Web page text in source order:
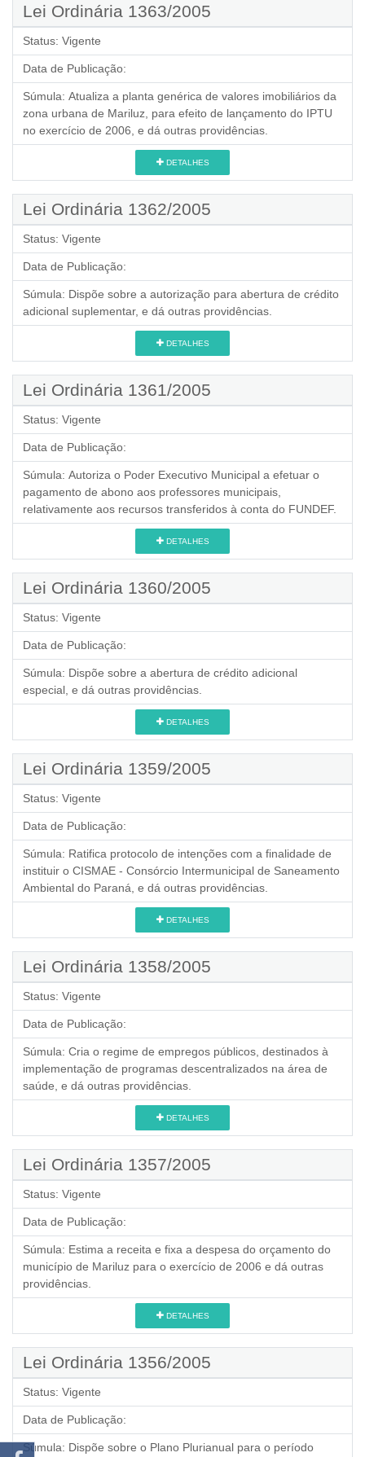
Lei Ordinária 1363/2005
Status: Vigente
Data de Publicação:
Súmula: Atualiza a planta genérica de valores imobiliários da
zona urbana de Mariluz, para efeito de lançamento do IPTU
no exercício de 2006, e dá outras providências.
DETALHES
Lei Ordinária 1362/2005
Status: Vigente
Data de Publicação:
Súmula: Dispõe sobre a autorização para abertura de crédito
adicional suplementar, e dá outras providências.
DETALHES
Lei Ordinária 1361/2005
Status: Vigente
Data de Publicação:
Súmula: Autoriza o Poder Executivo Municipal a efetuar o
pagamento de abono aos professores municipais,
relativamente aos recursos transferidos à conta do FUNDEF.
DETALHES
Lei Ordinária 1360/2005
Status: Vigente
Data de Publicação:
Súmula: Dispõe sobre a abertura de crédito adicional
especial, e dá outras providências.
DETALHES
Lei Ordinária 1359/2005
Status: Vigente
Data de Publicação:
Súmula: Ratifica protocolo de intenções com a finalidade de
instituir o CISMAE - Consórcio Intermunicipal de Saneamento
Ambiental do Paraná, e dá outras providências.
DETALHES
Lei Ordinária 1358/2005
Status: Vigente
Data de Publicação:
Súmula: Cria o regime de empregos públicos, destinados à
implementação de programas descentralizados na área de
saúde, e dá outras providências.
DETALHES
Lei Ordinária 1357/2005
Status: Vigente
Data de Publicação:
Súmula: Estima a receita e fixa a despesa do orçamento do
município de Mariluz para o exercício de 2006 e dá outras
providências.
DETALHES
Lei Ordinária 1356/2005
Status: Vigente
Data de Publicação:
Súmula: Dispõe sobre o Plano Plurianual para o período